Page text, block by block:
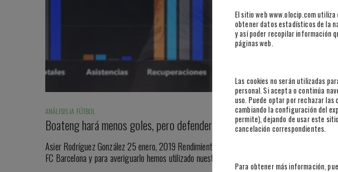
ANÁLISIS IA FÚTBOL
Boateng hará menos goles, pero defenderá más en el Barça que en la
Asier Rodríguez González 25 enero, 2019 Rendimiento actual Vs predicción rendimiento
FC Barcelona y para averiguarlo hemos utilizado nuestra herramienta TCT-Scout, la cual nos
El sitio web www.olocip.com
obtener datos estadísticos de la
y así poder recopilar información
páginas web.
Las cookies no serán utilizadas
personal. Si acepta o continúa
uso. Puede optar por rechazar las
cambiando la configuración del
permite), dejando de usar este
cancelación correspondientes.
Para obtener más información,